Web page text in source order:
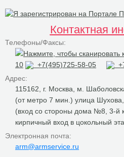
Контактная
Телефоны/Факсы:
10
+7(495)725-58-05
Адрес:
115162, г. Москва, м.
(от метро 7 мин.) улица Шухова,
(вход со стороны дома №8, 3-й
кирпичный вход в цокольный
Электронная почта:
arm@armservice.ru